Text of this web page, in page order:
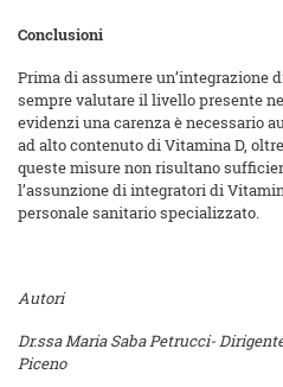
Conclusioni
Prima di assumere un’integrazione
sempre valutare il livello presente
evidenzi una carenza è necessario
ad alto contenuto di Vitamina D,
queste misure non risultano
l’assunzione di integratori di
personale sanitario specializzato.
Autori
Dr.ssa Maria Saba Petrucci-
Piceno